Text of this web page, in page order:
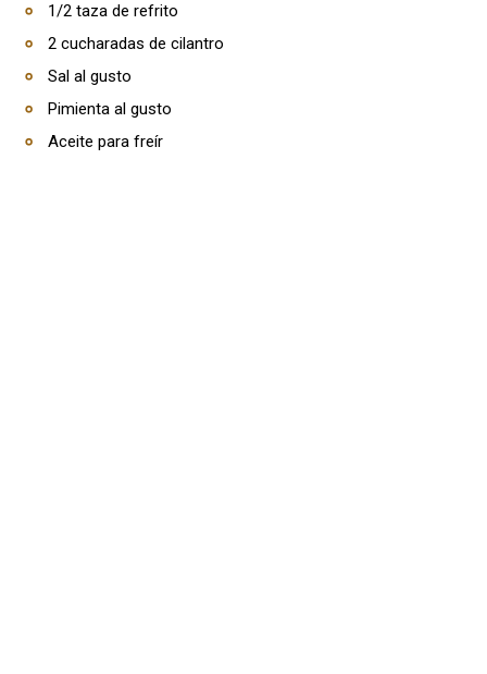
1/2 taza de refrito
2 cucharadas de cilantro
Sal al gusto
Pimienta al gusto
Aceite para freír